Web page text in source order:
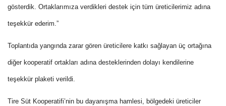
gösterdik. Ortaklarımıza verdikleri destek için tüm üreticilerimiz adına
teşekkür ederim.”
Toplantıda yangında zarar gören üreticilere katkı sağlayan üç ortağına
diğer kooperatif ortakları adına desteklerinden dolayı kendilerine
teşekkür plaketi verildi.
Tire Süt Kooperatifi’nin bu dayanışma hamlesi, bölgedeki üreticiler